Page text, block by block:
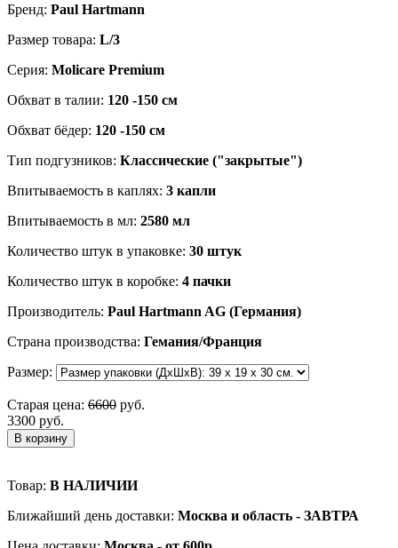
Бренд: Paul Hartmann
Размер товара: L/3
Серия: Molicare Premium
Обхват в талии: 120 -150 см
Обхват бёдер: 120 -150 см
Тип подгузников: Классические ("закрытые")
Впитываемость в каплях: 3 капли
Впитываемость в мл: 2580 мл
Количество штук в упаковке: 30 штук
Количество штук в коробке: 4 пачки
Производитель: Paul Hartmann AG (Германия)
Страна производства: Гемания/Франция
Размер:
Старая цена: 6600 руб.
3300 руб.
В корзину
Товар: В НАЛИЧИИ
Ближайший день доставки: Москва и область - ЗАВТРА